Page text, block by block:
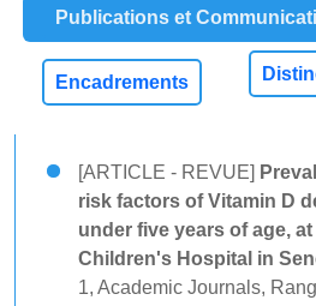
Publications et
Encadrements
[ARTICLE - REVUE]
risk factors of Vitamin D
under five years of age,
Children's Hospital in
1, Academic Journals,